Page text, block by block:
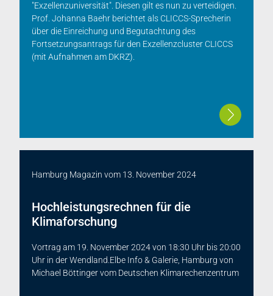
"Exzellenzuniversität". Diesen gilt es nun zu verteidigen.
Prof. Johanna Baehr berichtet als CLICCS-Sprecherin
über die Einreichung und Begutachtung des
Fortsetzungsantrags für den Exzellenzcluster CLICCS
(mit Aufnahmen am DKRZ).
Hamburg Magazin vom 13. November 2024
Hochleistungsrechnen für die
Klimaforschung
Vortrag am 19. November 2024 von 18:30 Uhr bis 20:00
Uhr in der Wendland.Elbe Info & Galerie, Hamburg von
Michael Böttinger vom Deutschen Klimarechenzentrum